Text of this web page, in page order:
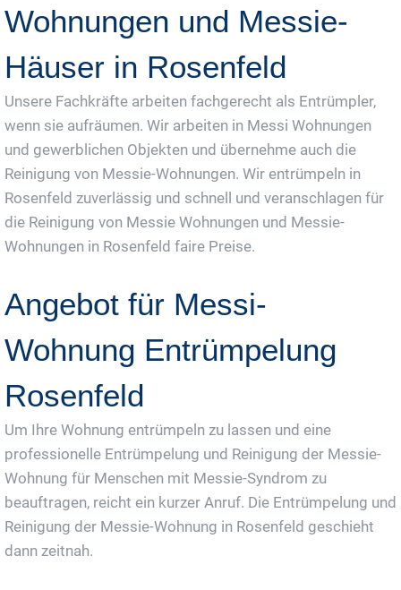
Wohnungen und Messie-
Häuser in Rosenfeld
Unsere Fachkräfte arbeiten fachgerecht als Entrümpler,
wenn sie aufräumen. Wir arbeiten in Messi Wohnungen
und gewerblichen Objekten und übernehme auch die
Reinigung von Messie-Wohnungen. Wir entrümpeln in
Rosenfeld zuverlässig und schnell und veranschlagen für
die Reinigung von Messie Wohnungen und Messie-
Wohnungen in Rosenfeld faire Preise.
Angebot für Messi-
Wohnung Entrümpelung
Rosenfeld
Um Ihre Wohnung entrümpeln zu lassen und eine
professionelle Entrümpelung und Reinigung der Messie-
Wohnung für Menschen mit Messie-Syndrom zu
beauftragen, reicht ein kurzer Anruf. Die Entrümpelung und
Reinigung der Messie-Wohnung in Rosenfeld geschieht
dann zeitnah.